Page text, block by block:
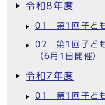
令和8年度
01 第1回子ども
02 第1回子ども
（6月1日開催）
令和7年度
01 第1回子ども